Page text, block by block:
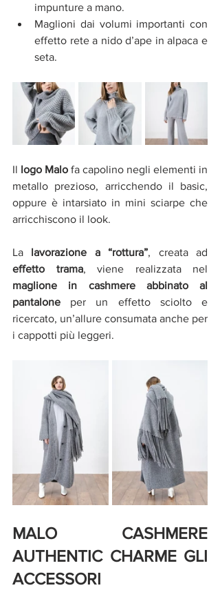
impunture a mano.
Maglioni dai volumi importanti con
effetto rete a nido d’ape in alpaca e
seta.
Il logo Malo fa capolino negli elementi in
metallo prezioso, arricchendo il basic,
oppure è intarsiato in mini sciarpe che
arricchiscono il look.
La lavorazione a “rottura”
effetto trama
maglione in cashmere abbinato al
pantalone per un effetto sciolto e
ricercato, un’allure consumata anche per
i cappotti più leggeri.
MALO CASHMERE
AUTHENTIC CHARME GLI
ACCESSORI